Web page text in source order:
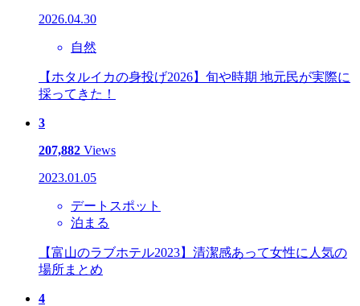
2026.04.30
自然
【ホタルイカの身投げ2026】旬や時期 地元民が実際に
採ってきた！
3
207,882 Views
2023.01.05
デートスポット
泊まる
【富山のラブホテル2023】清潔感あって女性に人気の
場所まとめ
4